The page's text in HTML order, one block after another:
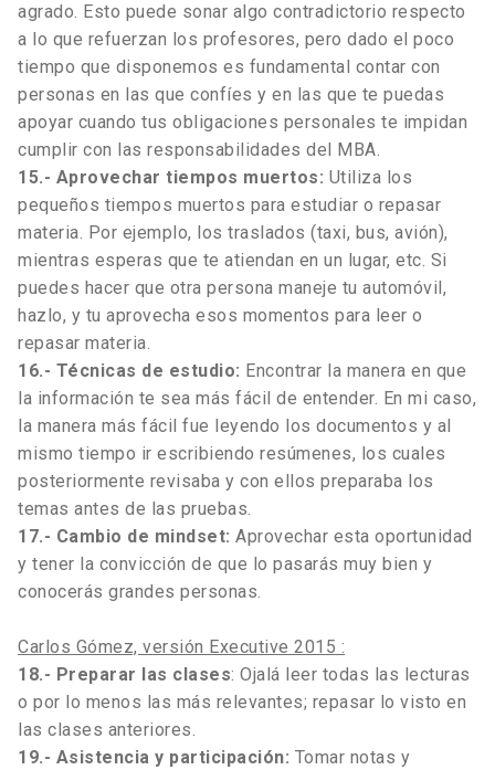
agrado. Esto puede sonar algo contradictorio respecto
a lo que refuerzan los profesores, pero dado el poco
tiempo que disponemos es fundamental contar con
personas en las que confíes y en las que te puedas
apoyar cuando tus obligaciones personales te impidan
cumplir con las responsabilidades del MBA.
15.- Aprovechar tiempos muertos: Utiliza los
pequeños tiempos muertos para estudiar o repasar
materia. Por ejemplo, los traslados (taxi, bus, avión),
mientras esperas que te atiendan en un lugar, etc. Si
puedes hacer que otra persona maneje tu automóvil,
hazlo, y tu aprovecha esos momentos para leer o
repasar materia.
16.- Técnicas de estudio: Encontrar la manera en que
la información te sea más fácil de entender. En mi caso,
la manera más fácil fue leyendo los documentos y al
mismo tiempo ir escribiendo resúmenes, los cuales
posteriormente revisaba y con ellos preparaba los
temas antes de las pruebas.
17.- Cambio de mindset: Aprovechar esta oportunidad
y tener la convicción de que lo pasarás muy bien y
conocerás grandes personas.
Carlos Gómez, versión Executive 2015 :
18.- Preparar las clases: Ojalá leer todas las lecturas
o por lo menos las más relevantes; repasar lo visto en
las clases anteriores.
19.- Asistencia y participación: Tomar notas y